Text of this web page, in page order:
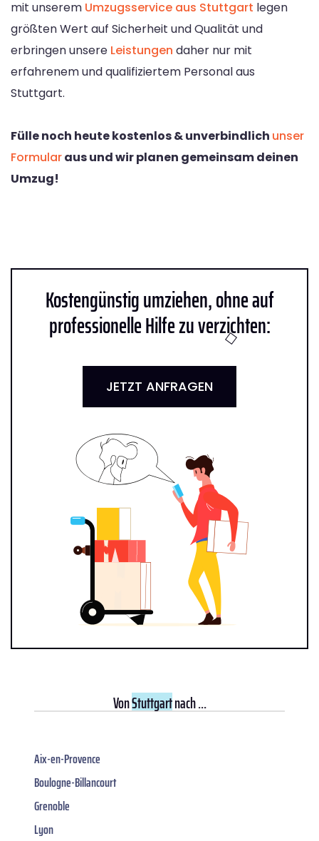
mit unserem Umzugsservice aus Stuttgart legen
größten Wert auf Sicherheit und Qualität und
erbringen unsere Leistungen daher nur mit
erfahrenem und qualifiziertem Personal aus
Stuttgart.
Fülle noch heute kostenlos & unverbindlich unser
Formularaus und wir planen gemeinsam deinen
Umzug!
Kostengünstig umziehen, ohne auf
professionelle Hilfe zu verzichten:
JETZT ANFRAGEN
VonStuttgartnach ...
Aix-en-Provence
Boulogne-Billancourt
Grenoble
Lyon